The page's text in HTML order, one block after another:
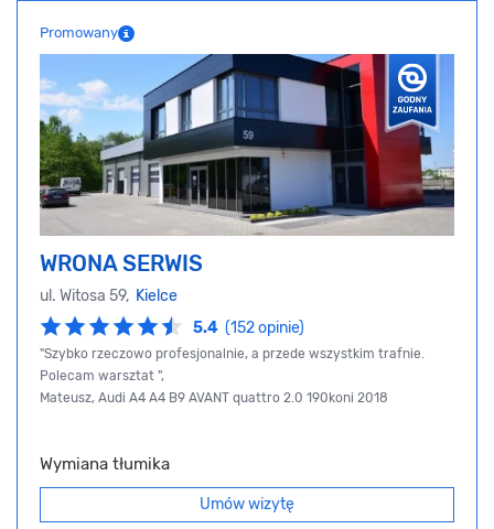
Promowany
WRONA SERWIS
ul. Witosa 59, Kielce
5.4 (152 opinie)
"Szybko rzeczowo profesjonalnie, a przede wszystkim trafnie.
Polecam warsztat ",
Mateusz, Audi A4 A4 B9 AVANT quattro 2.0 190koni 2018
Wymiana tłumika
Umów wizytę